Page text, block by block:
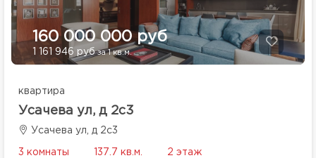
160 000 000 руб
1 161 946 рубза 1 кв.м.
квартира
Усачева ул, д 2с3
Усачева ул, д 2с3
3 комнаты 137.7 кв.м. 2 этаж